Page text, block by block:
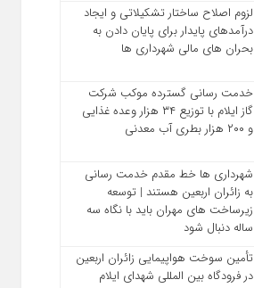
لزوم اصلاح ساختار تشکیلاتی و ایجاد
درآمدهای پایدار برای پایان دادن به
بحران‌ های مالی شهرداری‌ ها
خدمت رسانی گسترده موکب شرکت
گاز ایلام با توزیع ۳۴ هزار وعده غذایی
و ۲۰۰ هزار بطری آب معدنی
شهرداری‌ ها خط مقدم خدمت ‌رسانی
به زائران اربعین هستند | توسعه
زیرساخت ‌های مهران باید با نگاه سه‌
ساله دنبال شود
تأمین سوخت هواپیمایی زائران اربعین
در فرودگاه بین المللی شهدای ایلام